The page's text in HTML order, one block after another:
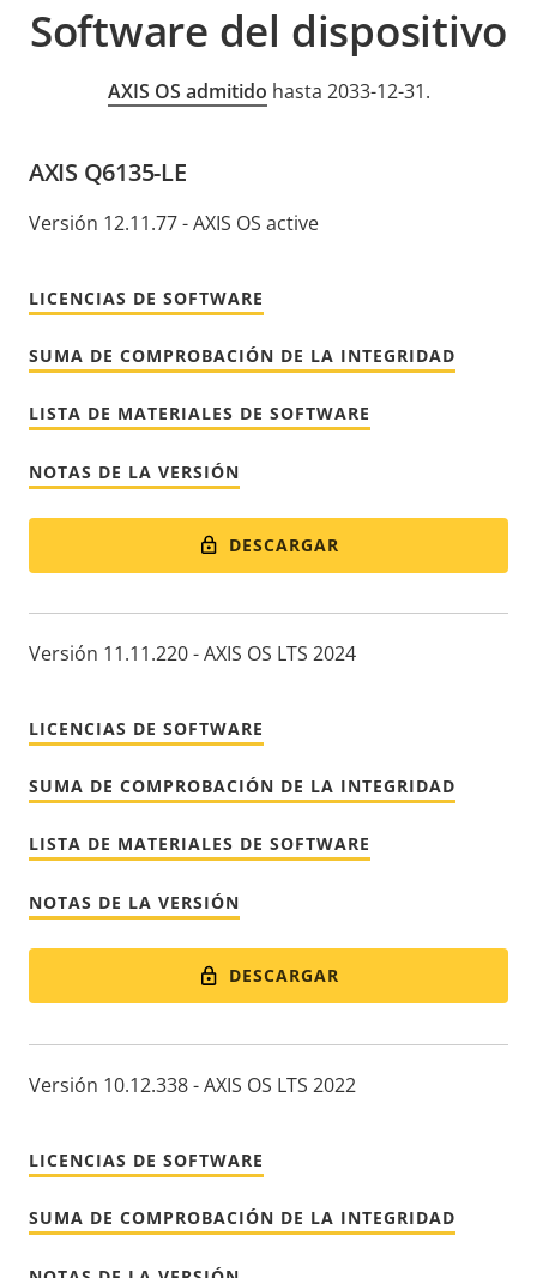
Software del dispositivo
AXIS OS admitido hasta 2033-12-31.
AXIS Q6135-LE
Versión 12.11.77 - AXIS OS active
LICENCIAS DE SOFTWARE
SUMA DE COMPROBACIÓN DE LA INTEGRIDAD
LISTA DE MATERIALES DE SOFTWARE
NOTAS DE LA VERSIÓN
DESCARGAR
Versión 11.11.220 - AXIS OS LTS 2024
LICENCIAS DE SOFTWARE
SUMA DE COMPROBACIÓN DE LA INTEGRIDAD
LISTA DE MATERIALES DE SOFTWARE
NOTAS DE LA VERSIÓN
DESCARGAR
Versión 10.12.338 - AXIS OS LTS 2022
LICENCIAS DE SOFTWARE
SUMA DE COMPROBACIÓN DE LA INTEGRIDAD